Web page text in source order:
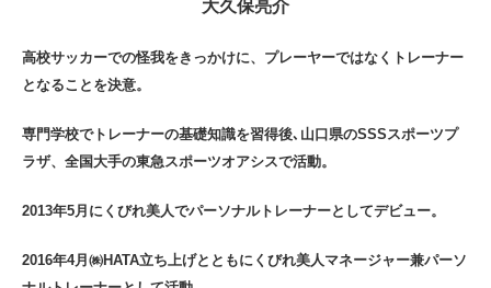
大久保亮介
高校サッカーでの怪我をきっかけに、プレーヤーではなくトレーナー
となることを決意。
専門学校でトレーナーの基礎知識を習得後､山口県のSSSスポーツプ
ラザ、全国大手の東急スポーツオアシスで活動。
2013年5月にくびれ美人でパーソナルトレーナーとしてデビュー。
2016年4月㈱HATA立ち上げとともにくびれ美人マネージャー兼パーソ